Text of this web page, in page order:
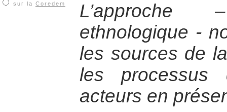
sur la Coredem
ethnologique -
les sources de
les processus
acteurs en